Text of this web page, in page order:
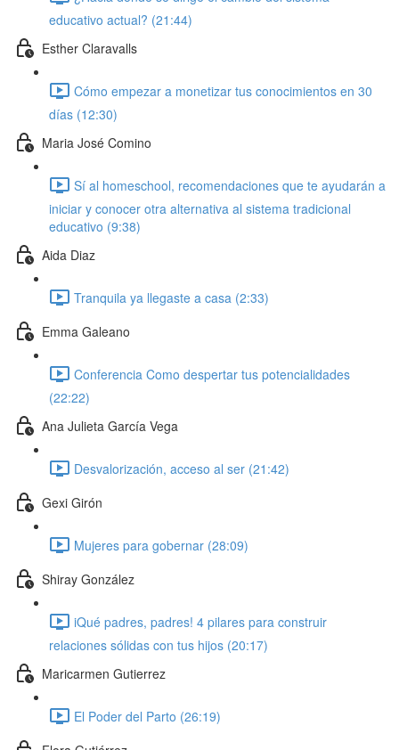
educativo actual? (21:44)
Esther Claravalls
Cómo empezar a monetizar tus conocimientos en 30
días (12:30)
Maria José Comino
Sí al homeschool, recomendaciones que te ayudarán a
iniciar y conocer otra alternativa al sistema tradicional
educativo (9:38)
Aida Diaz
Tranquila ya llegaste a casa (2:33)
Emma Galeano
Conferencia Como despertar tus potencialidades
(22:22)
Ana Julieta García Vega
Desvalorización, acceso al ser (21:42)
Gexi Girón
Mujeres para gobernar (28:09)
Shiray González
iQué padres, padres! 4 pilares para construir
relaciones sólidas con tus hijos (20:17)
Maricarmen Gutierrez
El Poder del Parto (26:19)